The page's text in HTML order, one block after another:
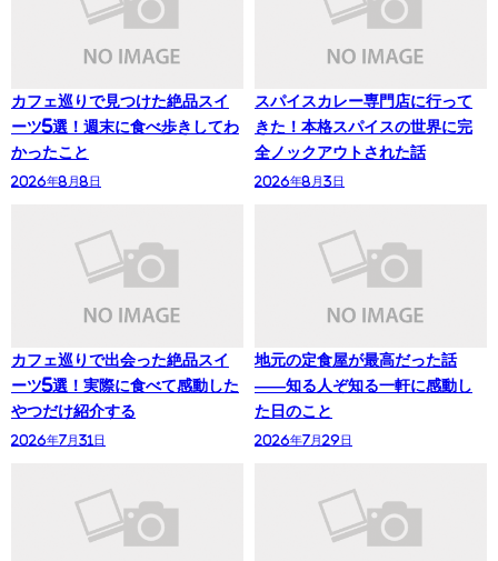
カフェ巡りで見つけた絶品スイ
ーツ5選！週末に食べ歩きしてわ
かったこと
2026年8月8日
スパイスカレー専門店に行って
きた！本格スパイスの世界に完
全ノックアウトされた話
2026年8月3日
カフェ巡りで出会った絶品スイ
ーツ5選！実際に食べて感動した
やつだけ紹介する
2026年7月31日
地元の定食屋が最高だった話
——知る人ぞ知る一軒に感動し
た日のこと
2026年7月29日